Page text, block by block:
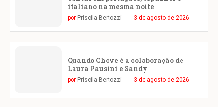
italiano na mesma noite
por Priscila Bertozzi 3 de agosto de 2026
Quando Chove é a colaboração de
Laura Pausini e Sandy
por Priscila Bertozzi 3 de agosto de 2026